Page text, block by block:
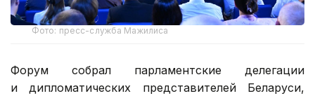
Фото: пресс-служба Мажилиса
Форум собрал парламентские делегации
и дипломатических представителей Беларуси,